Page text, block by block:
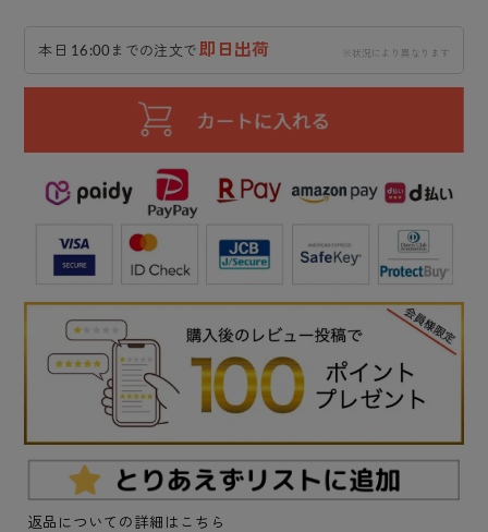
本日 16:00までの注文で 即日出荷
返品についての詳細はこちら